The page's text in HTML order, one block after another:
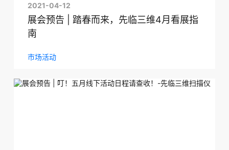
2021-04-12
展会预告 | 踏春而来，先临三维4月看展指
南
市场活动